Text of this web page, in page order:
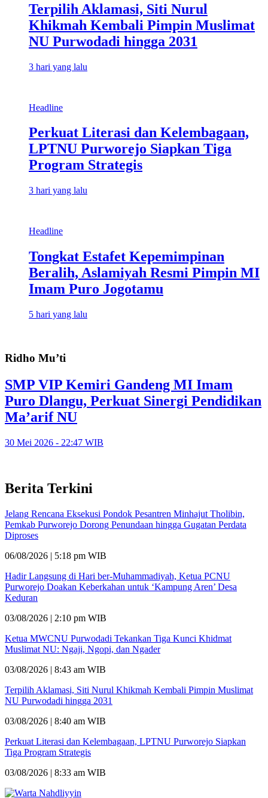
Terpilih Aklamasi, Siti Nurul
Khikmah Kembali Pimpin Muslimat
NU Purwodadi hingga 2031
3 hari yang lalu
Headline
Perkuat Literasi dan Kelembagaan,
LPTNU Purworejo Siapkan Tiga
Program Strategis
3 hari yang lalu
Headline
Tongkat Estafet Kepemimpinan
Beralih, Aslamiyah Resmi Pimpin MI
Imam Puro Jogotamu
5 hari yang lalu
Ridho Mu’ti
SMP VIP Kemiri Gandeng MI Imam
Puro Dlangu, Perkuat Sinergi Pendidikan
Ma’arif NU
30 Mei 2026 - 22:47 WIB
Berita Terkini
Jelang Rencana Eksekusi Pondok Pesantren Minhajut Tholibin,
Pemkab Purworejo Dorong Penundaan hingga Gugatan Perdata
Diproses
06/08/2026 | 5:18 pm WIB
Hadir Langsung di Hari ber-Muhammadiyah, Ketua PCNU
Purworejo Doakan Keberkahan untuk ‘Kampung Aren’ Desa
Keduran
03/08/2026 | 2:10 pm WIB
Ketua MWCNU Purwodadi Tekankan Tiga Kunci Khidmat
Muslimat NU: Ngaji, Ngopi, dan Ngader
03/08/2026 | 8:43 am WIB
Terpilih Aklamasi, Siti Nurul Khikmah Kembali Pimpin Muslimat
NU Purwodadi hingga 2031
03/08/2026 | 8:40 am WIB
Perkuat Literasi dan Kelembagaan, LPTNU Purworejo Siapkan
Tiga Program Strategis
03/08/2026 | 8:33 am WIB